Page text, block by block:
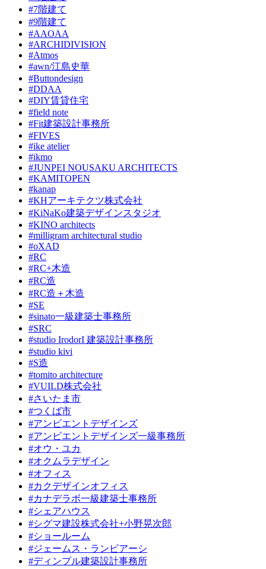
#7階建て
#9階建て
#AAOAA
#ARCHIDIVISION
#Atmos
#awn/江島史華
#Buttondesign
#DDAA
#DIY賃貸住宅
#field note
#Fit建築設計事務所
#FIVES
#ike atelier
#ikmo
#JUNPEI NOUSAKU ARCHITECTS
#KAMITOPEN
#kanap
#KHアーキテクツ株式会社
#KiNaKo建築デザインスタジオ
#KINO architects
#milligram architectural studio
#oXAD
#RC
#RC+木造
#RC造
#RC造＋木造
#SE
#sinato一級建築士事務所
#SRC
#studio IrodorI 建築設計事務所
#studio kivi
#S造
#tomito architecture
#VUILD株式会社
#さいたま市
#つくば市
#アンビエントデザインズ
#アンビエントデザインズ一級事務所
#オウ・ユカ
#オクムラデザイン
#オフィス
#カクデザインオフィス
#カナデラボ一級建築士事務所
#シェアハウス
#シグマ建設株式会社+小野晃次郎
#ショールーム
#ジェームス・ランビアーシ
#ディンプル建築設計事務所